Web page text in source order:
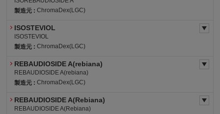
製造元 :ChromaDex(LGC)
ISOSTEVIOL
ISOSTEVIOL
製造元 :ChromaDex(LGC)
REBAUDIOSIDE A(rebiana)
REBAUDIOSIDE A(rebiana)
製造元 :ChromaDex(LGC)
REBAUDIOSIDE A(Rebiana)
REBAUDIOSIDE A(Rebiana)